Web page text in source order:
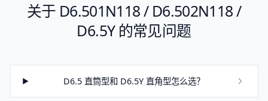
关于 D6.501N118 / D6.502N118 /
D6.5Y的常见问题
D6.5 直筒型和 D6.5Y 直角型怎么选？